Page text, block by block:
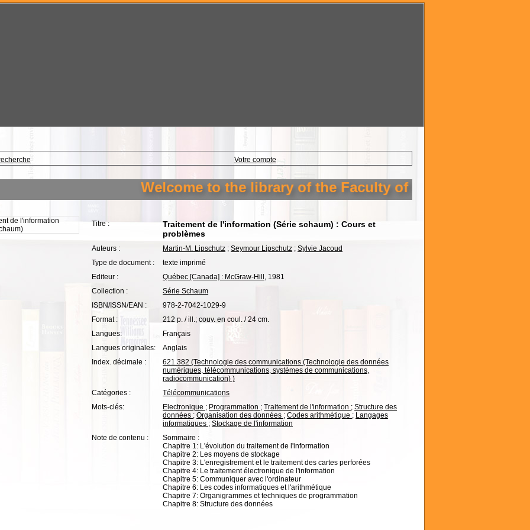
Votre compte
Welcome to the library of the Faculty of Technology Setif 1
Titre :
Traitement de l'information (Série schaum) : Cours et
problèmes
Auteurs : Martin-M. Lipschutz ;Seymour Lipschutz ;Sylvie Jacoud
Type de document :
texte imprimé
Editeur :
Québec [Canada] : McGraw-Hill , 1981
Collection :
Série Schaum
ISBN/ISSN/EAN :
978-2-7042-1029-9
Format :
212 p. / ill.; couv. en coul. / 24 cm.
Langues:
Français
Langues originales:
Anglais
Index. décimale :
621.382 (Technologie des communications (Technologie des données
numériques, télécommunications, systèmes de communications,
radiocommunication) )
Catégories :
Télécommunications
Mots-clés:
Electronique ; Programmation ;Traitement de l'information ;Structure des
données ;Organisation des données ;Codes arithmétique ; Langages
informatiques ;Stockage de l'information
Note de contenu :
Sommaire :
Chapitre 1: L'évolution du traitement de l'information
Chapitre 2: Les moyens de stockage
Chapitre 3: L'enregistrement et le traitement des cartes perforées
Chapitre 4: Le traitement électronique de l'information
Chapitre 5: Communiquer avec l'ordinateur
Chapitre 6: Les codes informatiques et l'arithmétique
Chapitre 7: Organigrammes et techniques de programmation
Chapitre 8: Structure des données